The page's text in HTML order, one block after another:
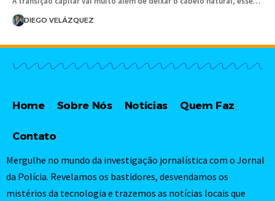
DIEGO VELÁZQUEZ
Home Sobre Nós Notícias Quem Faz
Contato
Mergulhe no mundo da investigação jornalística com o Jornal
da Polícia. Revelamos os bastidores, desvendamos os
mistérios da tecnologia e trazemos as notícias locais que